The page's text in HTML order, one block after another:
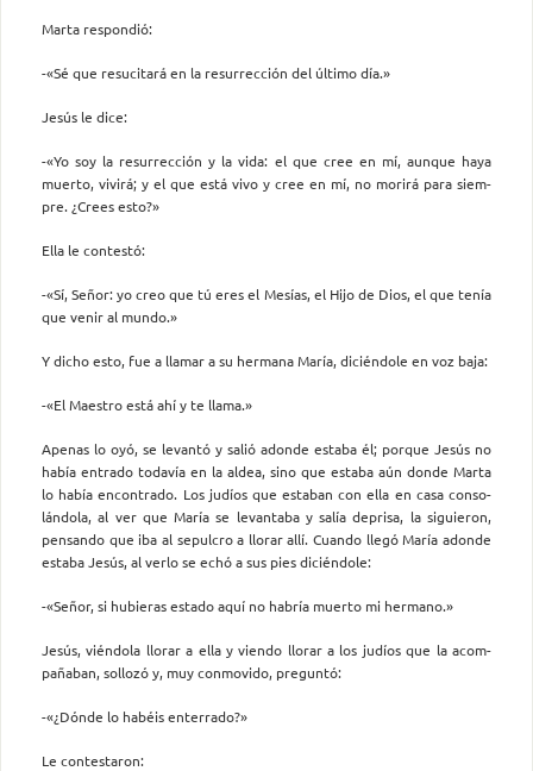
Marta respondió:
-«Sé que resucitará en la resurrección del último día.»
Jesús le dice:
-«Yo soy la resurrección y la vida: el que cree en mí, aunque haya
muerto, vivirá; y el que está vivo y cree en mí, no morirá para siem­
pre. ¿Crees esto?»
Ella le contestó:
-«Sí, Señor: yo creo que tú eres el Mesías, el Hijo de Dios, el que tenía
que venir al mundo.»
Y dicho esto, fue a llamar a su hermana María, diciéndole en voz baja:
-«El Maestro está ahí y te llama.»
Apenas lo oyó, se levantó y salió adonde estaba él; porque Jesús no
había entrado todavía en la aldea, sino que estaba aún donde Marta
lo había encontrado. Los judíos que estaban con ella en casa conso­
lándola, al ver que María se levantaba y salía deprisa, la siguieron,
pensando que iba al sepulcro a llorar allí. Cuando llegó María adon­de
estaba Jesús, al verlo se echó a sus pies diciéndole:
-«Señor, si hubieras estado aquí no habría muerto mi hermano.»
Jesús, viéndola llorar a ella y viendo llorar a los judíos que la acom­
pañaban, sollozó y, muy conmovido, preguntó:
-«¿Dónde lo habéis enterrado?»
Le contestaron: